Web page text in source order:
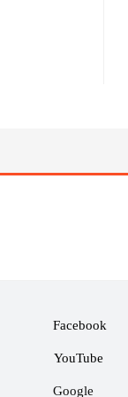
Facebook
YouTube
Google